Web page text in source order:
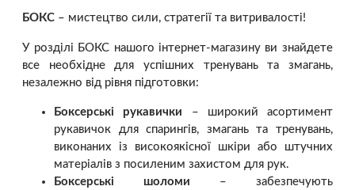
БОКС – мистецтво сили, стратегії та витривалості!
У розділі БОКС нашого інтернет-магазину ви знайдете
все необхідне для успішних тренувань та змагань,
незалежно від рівня підготовки:
Боксерські рукавички – широкий асортимент
рукавичок для спарингів, змагань та тренувань,
виконаних із високоякісної шкіри або штучних
матеріалів з посиленим захистом для рук.
Боксерські шоломи – забезпечують